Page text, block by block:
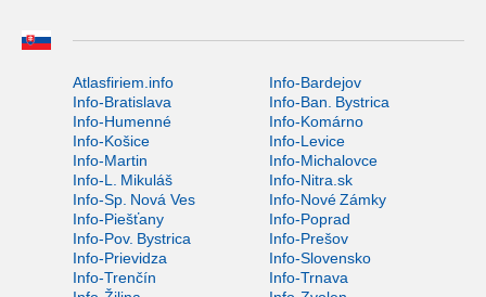
Atlasfiriem.info
Info-Bardejov
Info-Bratislava
Info-Ban. Bystrica
Info-Humenné
Info-Komárno
Info-Košice
Info-Levice
Info-Martin
Info-Michalovce
Info-L. Mikuláš
Info-Nitra.sk
Info-Sp. Nová Ves
Info-Nové Zámky
Info-Piešťany
Info-Poprad
Info-Pov. Bystrica
Info-Prešov
Info-Prievidza
Info-Slovensko
Info-Trenčín
Info-Trnava